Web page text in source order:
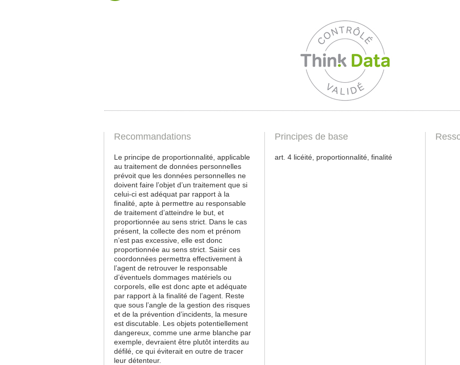
Recommandations
Le principe de proportionnalité, applicable
au traitement de données personnelles
prévoit que les données personnelles ne
doivent faire l’objet d’un traitement que si
celui-ci est adéquat par rapport à la
finalité, apte à permettre au responsable
de traitement d’atteindre le but, et
proportionnée au sens strict. Dans le cas
présent, la collecte des nom et prénom
n’est pas excessive, elle est donc
proportionnée au sens strict. Saisir ces
coordonnées permettra effectivement à
l’agent de retrouver le responsable
d’éventuels dommages matériels ou
corporels, elle est donc apte et adéquate
par rapport à la finalité de l’agent. Reste
que sous l’angle de la gestion des risques
et de la prévention d’incidents, la mesure
est discutable. Les objets potentiellement
dangereux, comme une arme blanche par
exemple, devraient être plutôt interdits au
défilé, ce qui éviterait en outre de tracer
leur détenteur.
Principes de base
art. 4 licéité, proportionnalité, finalité